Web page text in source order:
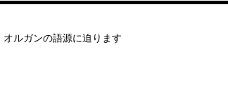
ルガンの語源に迫ります